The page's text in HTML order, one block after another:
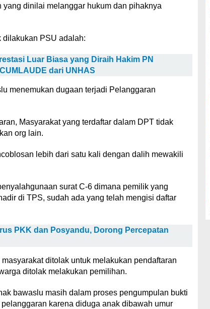
dinilai melanggar hukum dan pihaknya
PSU adalah:
Luar Biasa yang Diraih Hakim PN
dari UNHAS
menemukan dugaan terjadi Pelanggaran
Masyarakat yang terdaftar dalam DPT tidak
org lain.
lebih dari satu kali dengan dalih mewakili
surat C-6 dimana pemilik yang
di TPS, sudah ada yang telah mengisi daftar
PKK dan Posyandu, Dorong Percepatan
ditolak untuk melakukan pendaftaran
ditolak melakukan pemilihan.
bawaslu masih dalam proses pengumpulan bukti
karena diduga anak dibawah umur